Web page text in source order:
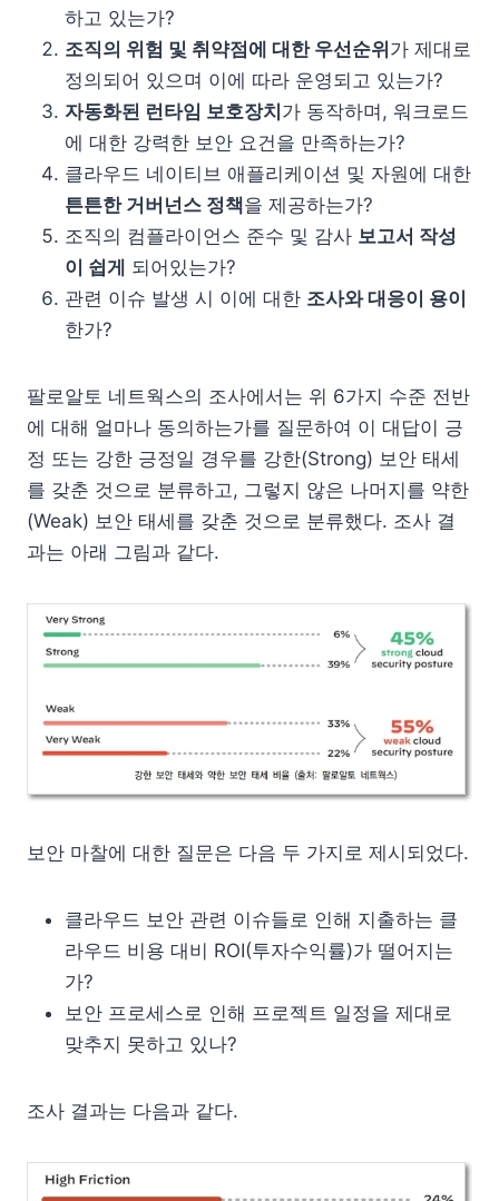
하고 있는가?
조직의 위험 및 취약점에 대한 우선순위 가 제대로
정의되어 있으며 이에 따라 운영되고 있는가?
자동화된 런타임 보호장치 가 동작하며, 워크로드
에 대한 강력한 보안 요건을 만족하는가?
클라우드 네이티브 애플리케이션 및 자원에 대한
튼튼한 거버넌스 정책을 제공하는가?
조직의 컴플라이언스 준수 및 감사 보고서 작성
이 쉽게 되어있는가?
관련 이슈 발생 시 이에 대한 조사와 대응이 용이
한가?
팔로알토 네트웍스의 조사에서는 위 6가지 수준 전반
에 대해 얼마나 동의하는가를 질문하여 이 대답이 긍
정 또는 강한 긍정일 경우를 강한(Strong) 보안 태세
를 갖춘 것으로 분류하고, 그렇지 않은 나머지를 약한
(Weak) 보안 태세를 갖춘 것으로 분류했다. 조사 결
과는 아래 그림과 같다.
보안 마찰에 대한 질문은 다음 두 가지로 제시되었다.
클라우드 보안 관련 이슈들로 인해 지출하는 클
라우드 비용 대비 ROI(투자수익률)가 떨어지는
가?
보안 프로세스로 인해 프로젝트 일정을 제대로
맞추지 못하고 있나?
조사 결과는 다음과 같다.